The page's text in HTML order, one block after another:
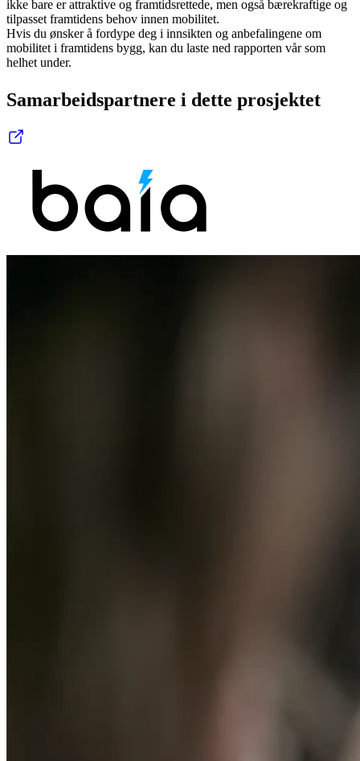
ikke bare er attraktive og framtidsrettede, men også bærekraftige og
tilpasset framtidens behov innen mobilitet.
Hvis du ønsker å fordype deg i innsikten og anbefalingene om
mobilitet i framtidens bygg, kan du laste ned rapporten vår som
helhet under.
Samarbeidspartnere i dette prosjektet